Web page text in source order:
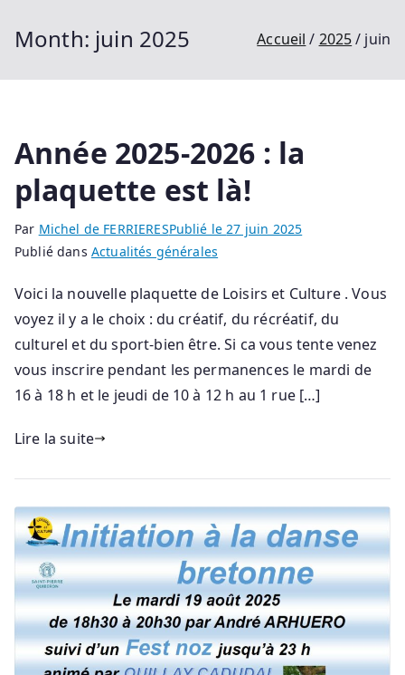
Month: juin 2025 Accueil 2025 juin
Année 2025-2026 : la
plaquette est là!
Par Michel de FERRIERESPublié le27 juin 2025
Publié dans Actualités générales
Voici la nouvelle plaquette de Loisirs et Culture . Vous
voyez il y a le choix : du créatif, du récréatif, du
culturel et du sport-bien être. Si ca vous tente venez
vous inscrire pendant les permanences le mardi de
16 à 18 h et le jeudi de 10 à 12 h au 1 rue […]
Lire la suite